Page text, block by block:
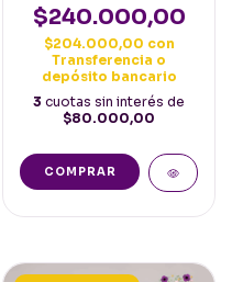
$240.000,00
$204.000,00 con
Transferencia o
depósito bancario
3 cuotas sin interés de
$80.000,00
COMPRAR